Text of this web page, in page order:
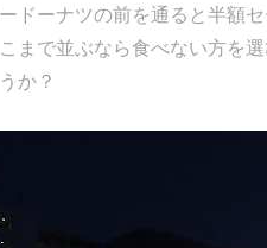
ドーナツの前を通ると半額
まで並ぶなら食べない方を
か？